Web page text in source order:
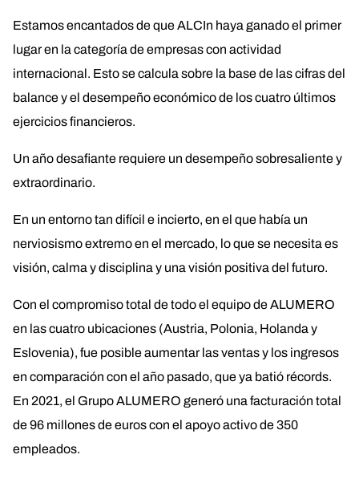
Estamos encantados de que ALCIn haya ganado el primer
lugar en la categoría de empresas con actividad
internacional. Esto se calcula sobre la base de las cifras del
balance y el desempeño económico de los cuatro últimos
ejercicios financieros.
Un año desafiante requiere un desempeño sobresaliente y
extraordinario.
En un entorno tan difícil e incierto, en el que había un
nerviosismo extremo en el mercado, lo que se necesita es
visión, calma y disciplina y una visión positiva del futuro.
Con el compromiso total de todo el equipo de ALUMERO
en las cuatro ubicaciones (Austria, Polonia, Holanda y
Eslovenia), fue posible aumentar las ventas y los ingresos
en comparación con el año pasado, que ya batió récords.
En 2021, el Grupo ALUMERO generó una facturación total
de 96 millones de euros con el apoyo activo de 350
empleados.